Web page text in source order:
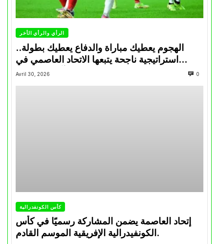
الرأي والرأي الأخر
الهجوم يعطيك مباراة والدفاع يعطيك بطولة..
استراتيجية ناجحة يتبعها الاتحاد العاصمي في
تتويجاته آخر السنوات
Avril 30, 2026 0
كأس الكونفدرالية
إتحاد العاصمة يضمن المشاركة رسميًا في كأس
الكونفيدرالية الإفريقية الموسم القادم.